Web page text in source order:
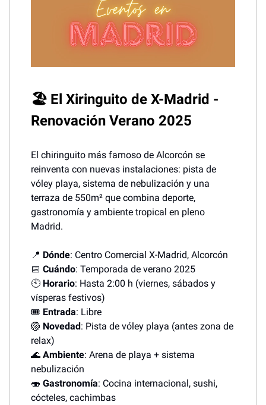
🏖️ El Xiringuito de X-Madrid -
Renovación Verano 2025
El chiringuito más famoso de Alcorcón se
reinventa con nuevas instalaciones: pista de
vóley playa, sistema de nebulización y una
terraza de 550m² que combina deporte,
gastronomía y ambiente tropical en pleno
Madrid.
📍 Dónde: Centro Comercial X-Madrid, Alcorcón
📅 Cuándo: Temporada de verano 2025
🕙 Horario: Hasta 2:00 h (viernes, sábados y
vísperas festivos)
🎟️ Entrada: Libre
🏐 Novedad: Pista de vóley playa (antes zona de
relax)
🌊 Ambiente: Arena de playa + sistema
nebulización
🍣 Gastronomía: Cocina internacional, sushi,
cócteles, cachimbas